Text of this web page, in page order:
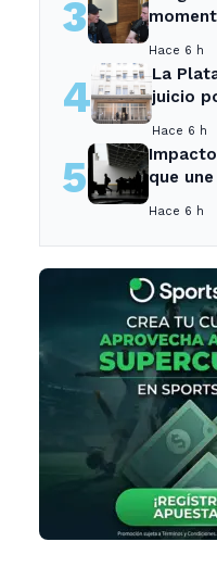
3
Hace 6 h
4
La
juicio
Hace 6 h
5
que
Hace 6 h